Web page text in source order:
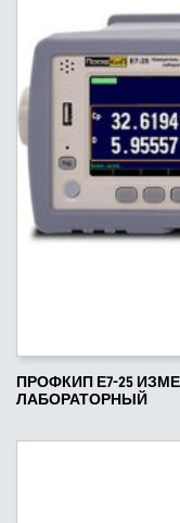
ПРОФКИП Е7-25
ЛАБОРАТОРНЫЙ